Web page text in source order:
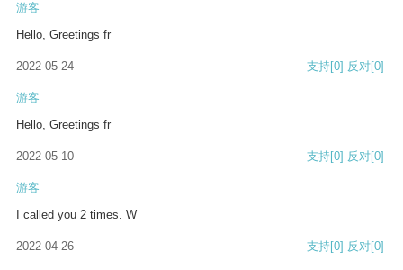
游客
Hello, Greetings fr
2022-05-24 支持[0] 反对[0]
游客
Hello, Greetings fr
2022-05-10 支持[0] 反对[0]
游客
I called you 2 times. W
2022-04-26 支持[0] 反对[0]